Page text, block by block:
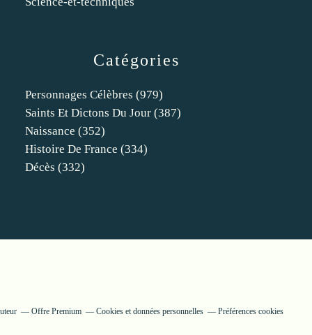
Catégories
Personnages Célèbres (979)
Saints Et Dictons Du Jour (387)
Naissance (352)
Histoire De France (334)
Décès (332)
Offre Premium Cookies et données personnelles Préférences cookies